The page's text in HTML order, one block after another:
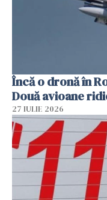
Încă o dronă în
Două avioane
27 IULIE 2026